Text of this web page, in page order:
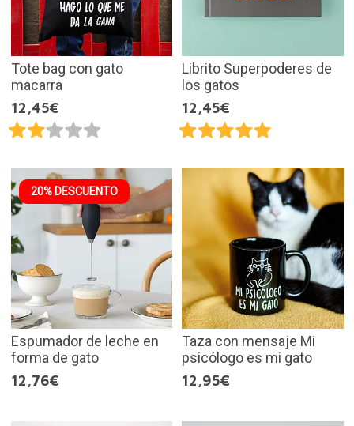
Tote bag con gato
macarra
12,45€
Librito Superpoderes de
los gatos
12,45€
20% DESCUENTO
Espumador de leche en
forma de gato
12,76€
Taza con mensaje Mi
psicólogo es mi gato
12,95€